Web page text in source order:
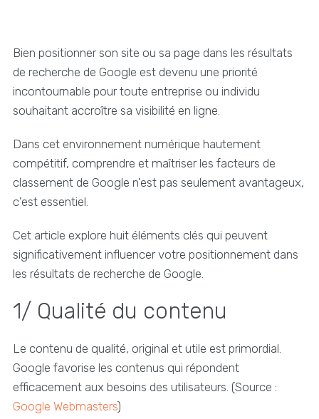
Bien positionner son site ou sa page dans les résultats
de recherche de Google est devenu une priorité
incontournable pour toute entreprise ou individu
souhaitant accroître sa visibilité en ligne.
Dans cet environnement numérique hautement
compétitif, comprendre et maîtriser les facteurs de
classement de Google n'est pas seulement avantageux,
c'est essentiel.
Cet article explore huit éléments clés qui peuvent
significativement influencer votre positionnement dans
les résultats de recherche de Google.
1/ Qualité du contenu
Le contenu de qualité, original et utile est primordial.
Google favorise les contenus qui répondent
efficacement aux besoins des utilisateurs. (Source :
Google Webmasters)